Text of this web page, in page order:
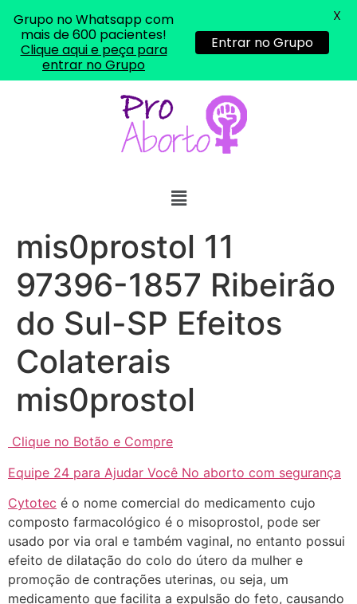
mis0prostol 11
97396-1857 Ribeirão
do Sul-SP Efeitos
Colaterais
mis0prostol
Clique no Botão e Compre
Equipe 24 para Ajudar Você No aborto com segurança
Cytotec é o nome comercial do medicamento cujo
composto farmacológico é o misoprostol, pode ser
usado por via oral e também vaginal, no entanto possui
efeito de dilatação do colo do útero da mulher e
promoção de contrações uterinas, ou seja, um
medicamento que facilita a expulsão do feto, causando
Grupo no Whatsapp com
mais de 600 pacientes!
Clique aqui e peça para
entrar no Grupo
Entrar no Grupo
X
... (1998989**** em
http://www.proaborto.com)
"só de ter dúvida já é uma
resposta" muito isso, disse tudo
22/05/2026 16:35:20